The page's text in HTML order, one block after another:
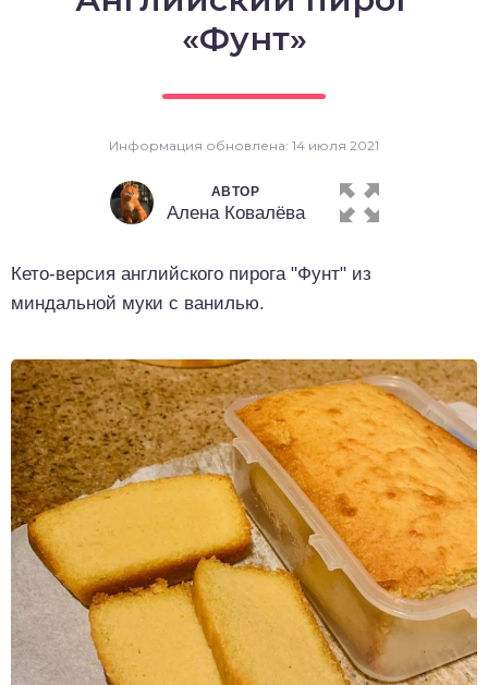
«Фунт»
Информация обновлена: 14 июля 2021
АВТОР
Алена Ковалёва
Кето-версия английского пирога "Фунт" из
миндальной муки с ванилью.